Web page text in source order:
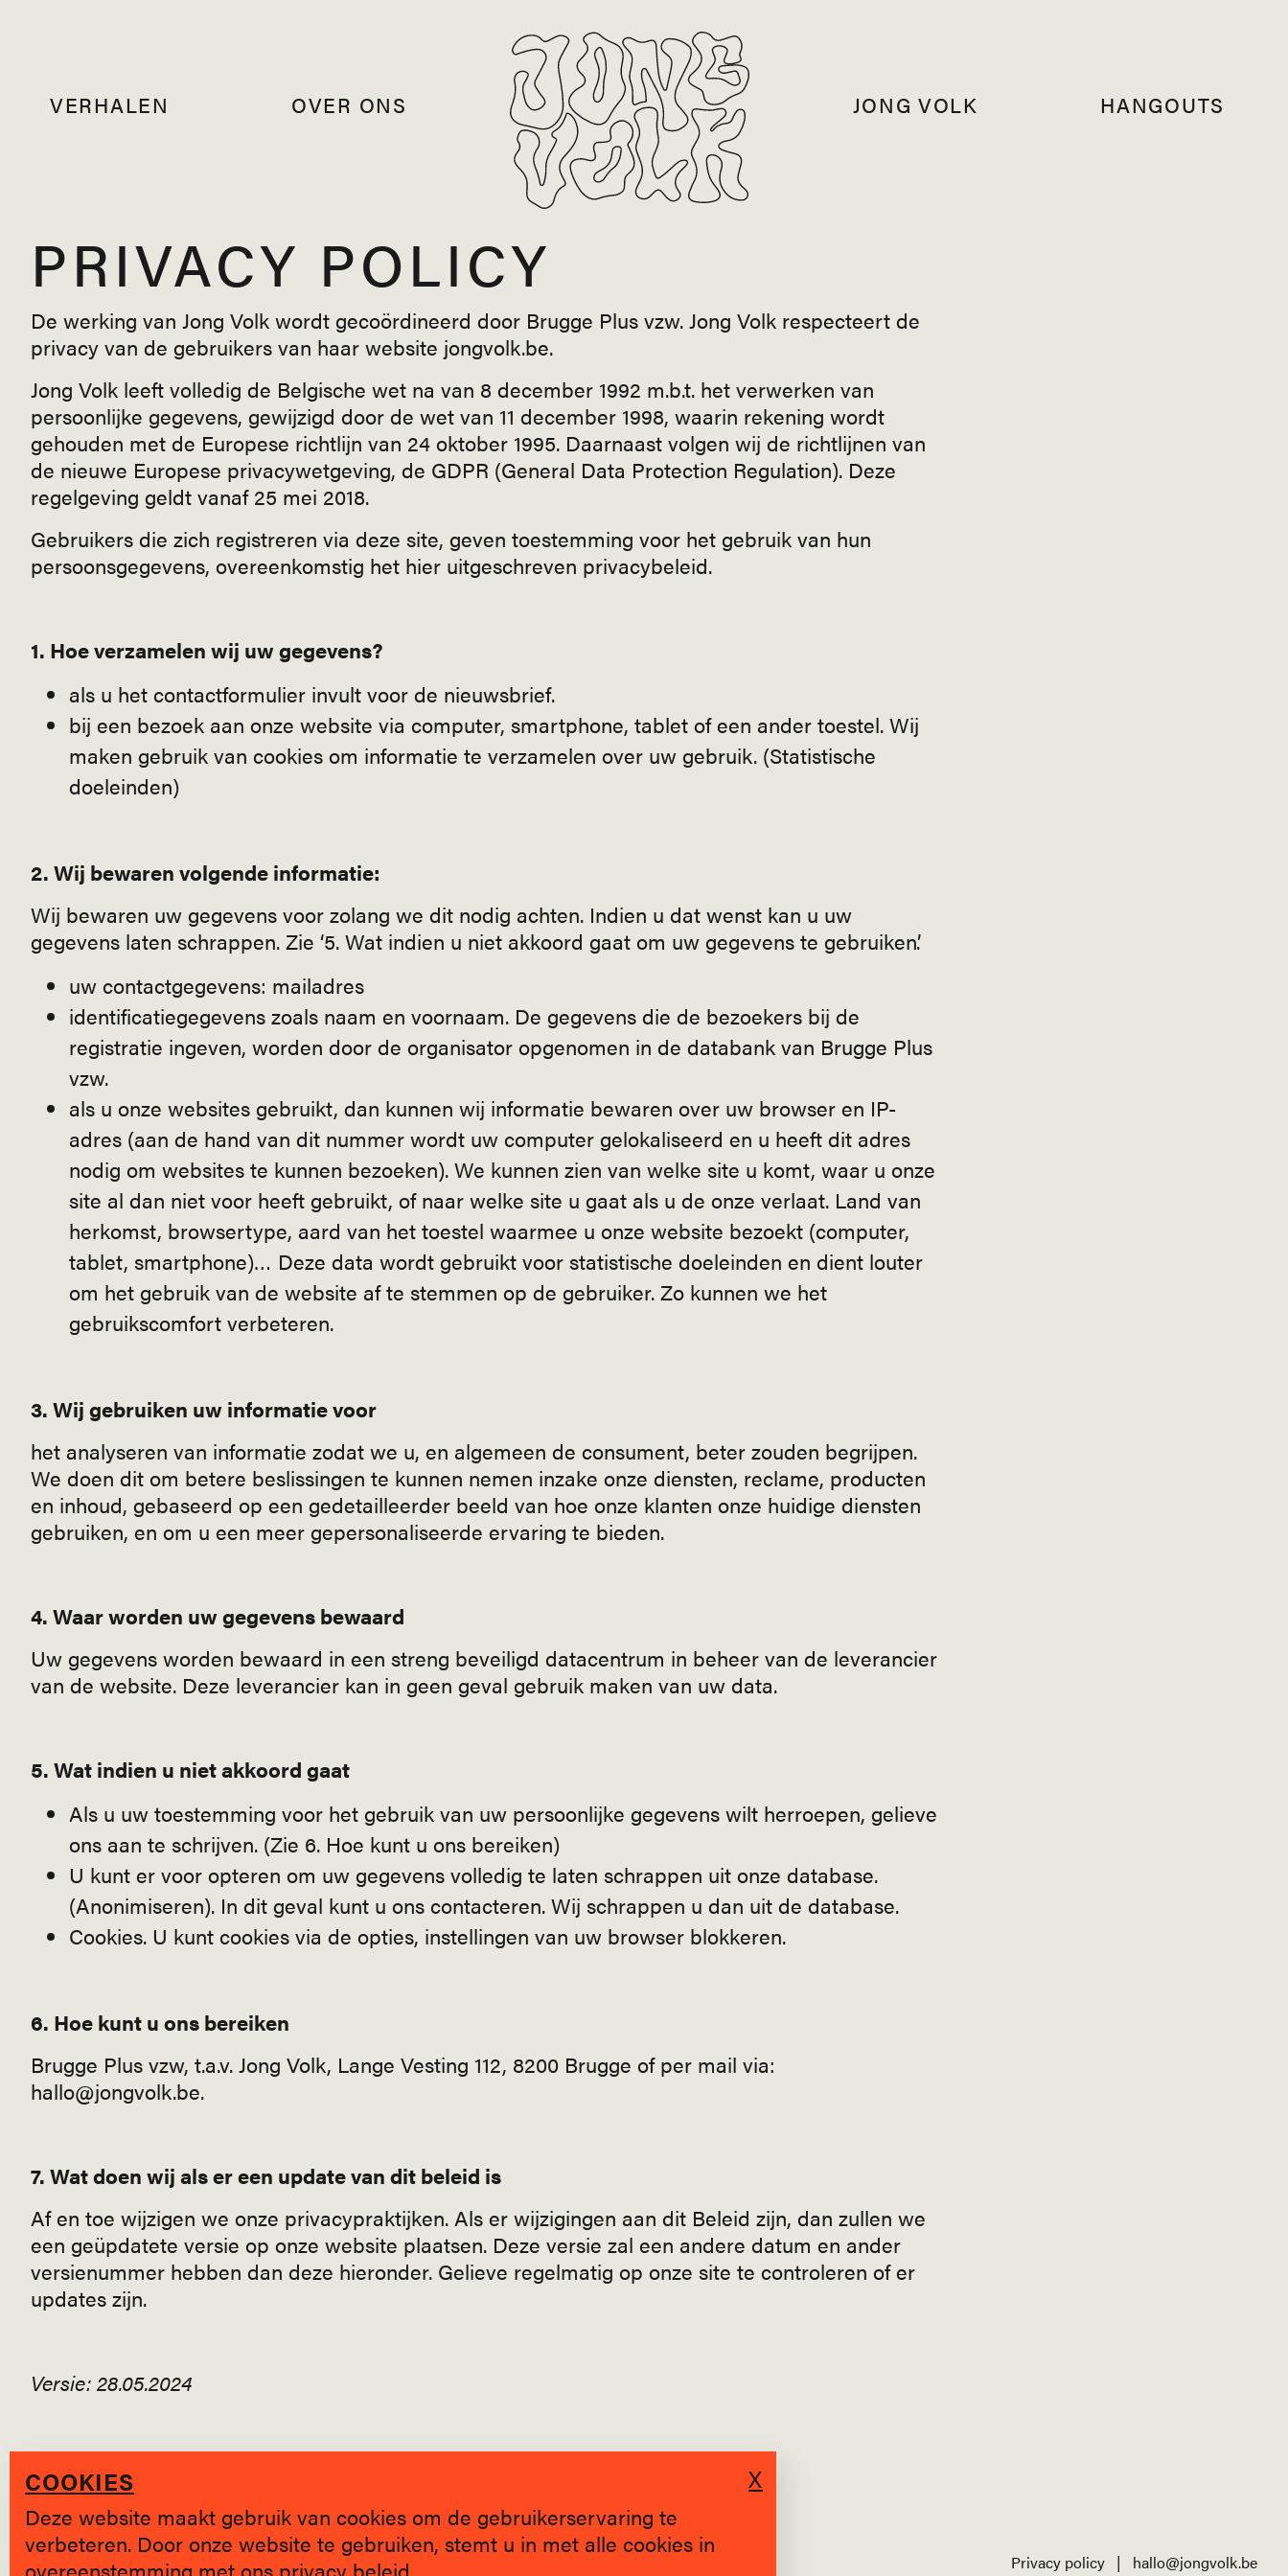
VERHALEN OVER ONS JONG VOLK HANGOUTS
PRIVACY POLICY
De werking van Jong Volk wordt gecoördineerd door Brugge Plus vzw. Jong Volk respecteert de
privacy van de gebruikers van haar website jongvolk.be.
Jong Volk leeft volledig de Belgische wet na van 8 december 1992 m.b.t. het verwerken van
persoonlijke gegevens, gewijzigd door de wet van 11 december 1998, waarin rekening wordt
gehouden met de Europese richtlijn van 24 oktober 1995. Daarnaast volgen wij de richtlijnen van
de nieuwe Europese privacywetgeving, de GDPR (General Data Protection Regulation). Deze
regelgeving geldt vanaf 25 mei 2018.
Gebruikers die zich registreren via deze site, geven toestemming voor het gebruik van hun
persoonsgegevens, overeenkomstig het hier uitgeschreven privacybeleid.
1. Hoe verzamelen wij uw gegevens?
als u het contactformulier invult voor de nieuwsbrief.
bij een bezoek aan onze website via computer, smartphone, tablet of een ander toestel. Wij
maken gebruik van cookies om informatie te verzamelen over uw gebruik. (Statistische
doeleinden)
2. Wij bewaren volgende informatie:
Wij bewaren uw gegevens voor zolang we dit nodig achten. Indien u dat wenst kan u uw
gegevens laten schrappen. Zie ‘5. Wat indien u niet akkoord gaat om uw gegevens te gebruiken’.
uw contactgegevens: mailadres
identificatiegegevens zoals naam en voornaam. De gegevens die de bezoekers bij de
registratie ingeven, worden door de organisator opgenomen in de databank van Brugge Plus
vzw.
als u onze websites gebruikt, dan kunnen wij informatie bewaren over uw browser en IP-
adres (aan de hand van dit nummer wordt uw computer gelokaliseerd en u heeft dit adres
nodig om websites te kunnen bezoeken). We kunnen zien van welke site u komt, waar u onze
site al dan niet voor heeft gebruikt, of naar welke site u gaat als u de onze verlaat. Land van
herkomst, browsertype, aard van het toestel waarmee u onze website bezoekt (computer,
tablet, smartphone)… Deze data wordt gebruikt voor statistische doeleinden en dient louter
om het gebruik van de website af te stemmen op de gebruiker. Zo kunnen we het
gebruikscomfort verbeteren.
3. Wij gebruiken uw informatie voor
het analyseren van informatie zodat we u, en algemeen de consument, beter zouden begrijpen.
We doen dit om betere beslissingen te kunnen nemen inzake onze diensten, reclame, producten
en inhoud, gebaseerd op een gedetailleerder beeld van hoe onze klanten onze huidige diensten
gebruiken, en om u een meer gepersonaliseerde ervaring te bieden.
4. Waar worden uw gegevens bewaard
Uw gegevens worden bewaard in een streng beveiligd datacentrum in beheer van de leverancier
van de website. Deze leverancier kan in geen geval gebruik maken van uw data.
5. Wat indien u niet akkoord gaat
Als u uw toestemming voor het gebruik van uw persoonlijke gegevens wilt herroepen, gelieve
ons aan te schrijven. (Zie 6. Hoe kunt u ons bereiken)
U kunt er voor opteren om uw gegevens volledig te laten schrappen uit onze database.
(Anonimiseren). In dit geval kunt u ons contacteren. Wij schrappen u dan uit de database.
Cookies. U kunt cookies via de opties, instellingen van uw browser blokkeren.
6. Hoe kunt u ons bereiken
Brugge Plus vzw, t.a.v. Jong Volk, Lange Vesting 112, 8200 Brugge of per mail via:
hallo@jongvolk.be.
7. Wat doen wij als er een update van dit beleid is
Af en toe wijzigen we onze privacypraktijken. Als er wijzigingen aan dit Beleid zijn, dan zullen we
een geüpdatete versie op onze website plaatsen. Deze versie zal een andere datum en ander
versienummer hebben dan deze hieronder. Gelieve regelmatig op onze site te controleren of er
updates zijn.
Versie: 28.05.2024
SINDS 2019 * BRUGGE Privacy policy | hallo@jongvolk.be
COOKIES
Deze website maakt gebruik van cookies om de gebruikerservaring te
verbeteren. Door onze website te gebruiken, stemt u in met alle cookies in
overeenstemming met ons privacy beleid
X